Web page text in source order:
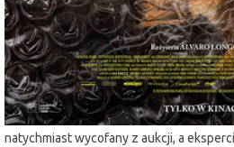
Trzymający w napięciu dokumentalny
pościgu za arcydziełem. W 2021 r. dom
wystawił obraz zatytułowany „Ecce
euro. W ciągu kilkunastu godzin eksperci
rozpoznali w nim zaginione dzieło
natychmiast wycofany z aukcji, a